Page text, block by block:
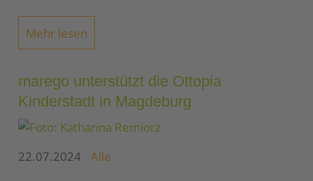
Mehr lesen
marego unterstützt die Ottopia
Kinderstadt in Magdeburg
22.07.2024 Alle